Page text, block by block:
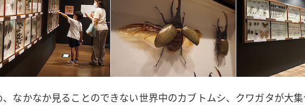
なかなか見ることのできない世界中のカブトムシ、クワガタが大